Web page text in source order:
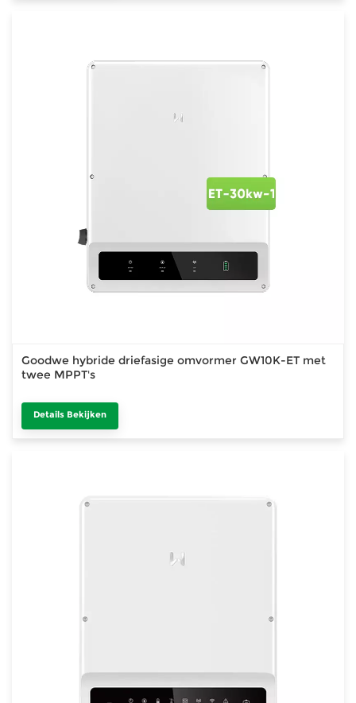
Goodwe hybride driefasige omvormer GW10K-ET met
twee MPPT's
Details Bekijken